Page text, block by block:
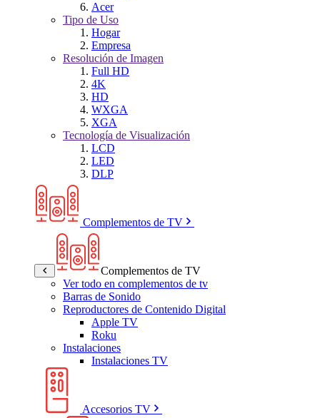
Acer
Tipo de Uso
Hogar
Empresa
Resolución de Imagen
Full HD
4K
HD
WXGA
XGA
Tecnología de Visualización
LCD
LED
DLP
Complementos de TV
Complementos de TV
Ver todo en complementos de tv
Barras de Sonido
Reproductores de Contenido Digital
Apple TV
Roku
Instalaciones
Instalaciones TV
Accesorios TV